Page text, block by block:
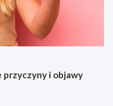
przyczyny i objawy